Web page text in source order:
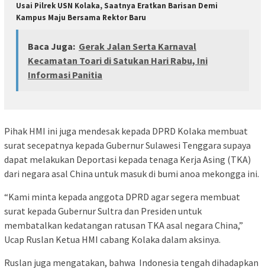
Usai Pilrek USN Kolaka, Saatnya Eratkan Barisan Demi
Kampus Maju Bersama Rektor Baru
Baca Juga: Gerak Jalan Serta Karnaval
Kecamatan Toari di Satukan Hari Rabu, Ini
Informasi Panitia
Pihak HMI ini juga mendesak kepada DPRD Kolaka membuat
surat secepatnya kepada Gubernur Sulawesi Tenggara supaya
dapat melakukan Deportasi kepada tenaga Kerja Asing (TKA)
dari negara asal China untuk masuk di bumi anoa mekongga ini.
“Kami minta kepada anggota DPRD agar segera membuat
surat kepada Gubernur Sultra dan Presiden untuk
membatalkan kedatangan ratusan TKA asal negara China,”
Ucap Ruslan Ketua HMI cabang Kolaka dalam aksinya.
Ruslan juga mengatakan, bahwa Indonesia tengah dihadapkan